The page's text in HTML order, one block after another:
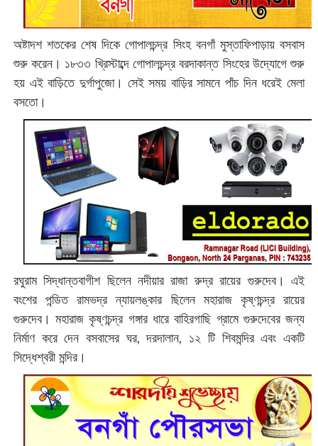
অষ্টাদশ শতকের শেষ দিকে গোপালচন্দ্র সিংহ বনগাঁ মুস্তাফিপাড়ায় বসবাস
শুরু করেন। ১৮৩৩ খ্রিস্টাব্দে গোপালচন্দ্র বরদাকান্ত সিংহের উদ্যোগে শুরু
হয় এই বাড়িতে দুর্গাপুজো। সেই সময় বাড়ির সামনে পাঁচ দিন ধরেই মেলা
বসতো।
রঘুরাম সিদ্ধান্তবাগীশ ছিলেন নদীয়ার রাজা রুদ্র রায়ের গুরুদেব। এই
বংশের পন্ডিত রামভদ্র ন্যায়লঙ্কার ছিলেন মহারাজ কৃষ্ণচন্দ্র রায়ের
গুরুদেব। মহারাজ কৃষ্ণচন্দ্র গঙ্গার ধারে বাহিরগাছি গ্রামে গুরুদেবের জন্য
নির্মাণ করে দেন বসবাসের ঘর, দরদালান, ১২ টি শিবমন্দির এবং একটি
সিদ্ধেশ্বরী মন্দির।